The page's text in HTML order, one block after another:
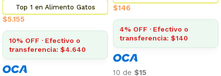
Top 1 en Alimento Gatos
$5.155
10% OFF · Efectivo o
transferencia: $4.640
$146
4% OFF · Efectivo o
transferencia: $140
10 de $15